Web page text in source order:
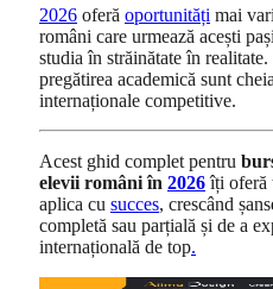
2026 oferă oportunități mai
români care urmează acești
studia în străinătate în
pregătirea academică sunt
internaționale competitive.
Acest ghid complet pentru
elevii români în 2026îți oferă
aplica cu succes, crescând
completă sau parțială și de a
internațională de top.